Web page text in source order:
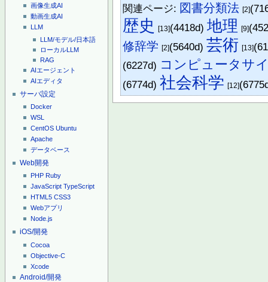
画像生成AI
動画生成AI
LLM
LLM/モデル/日本語
ローカルLLM
RAG
AIエージェント
AIエディタ
サーバ設定
Docker
WSL
CentOS Ubuntu
Apache
データベース
Web開発
PHP Ruby
JavaScript TypeScript
HTML5 CSS3
Webアプリ
Node.js
iOS/開発
Cocoa
Objective-C
Xcode
Android/開発
関連ページ: 図書分類法 [2]
歴史 [13](4418d)地理 [9]
修辞学 [2](5640d)芸術 [13]
(6227d) コンピュータサ
(6774d)社会科学 [12]